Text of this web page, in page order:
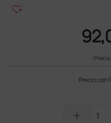
heart_plus
(Precio
Precio con
add